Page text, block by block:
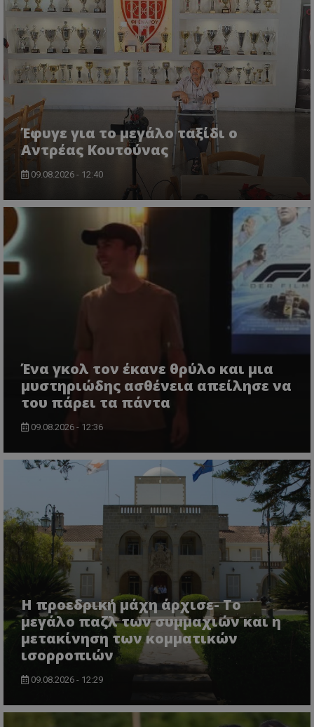
Έφυγε για το μεγάλο ταξίδι ο
Αντρέας Κουτούνας
09.08.2026 - 12:40
Ένα γκολ τον έκανε θρύλο και μια
μυστηριώδης ασθένεια απείλησε να
του πάρει τα πάντα
09.08.2026 - 12:36
Η προεδρική μάχη άρχισε- Το
μεγάλο παζλ των συμμαχιών και η
μετακίνηση των κομματικών
ισορροπιών
09.08.2026 - 12:29